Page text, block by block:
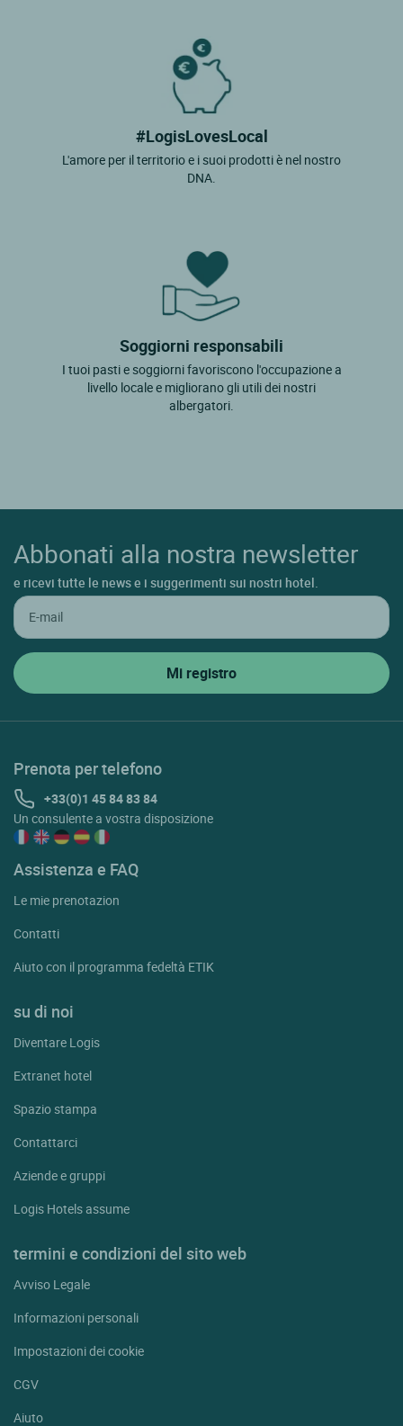
#LogisLovesLocal
L'amore per il territorio e i suoi prodotti è nel nostro
DNA.
Soggiorni responsabili
I tuoi pasti e soggiorni favoriscono l'occupazione a
livello locale e migliorano gli utili dei nostri
albergatori.
Abbonati alla nostra newsletter
e ricevi tutte le news e i suggerimenti sui nostri hotel.
Prenota per telefono
+33(0)1 45 84 83 84
Un consulente a vostra disposizione
Assistenza e FAQ
Le mie prenotazion
Contatti
Aiuto con il programma fedeltà ETIK
su di noi
Diventare Logis
Extranet hotel
Spazio stampa
Contattarci
Aziende e gruppi
Logis Hotels assume
termini e condizioni del sito web
Avviso Legale
Informazioni personali
Impostazioni dei cookie
CGV
Aiuto